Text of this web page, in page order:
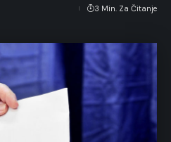
3 Min. Za Čitanje